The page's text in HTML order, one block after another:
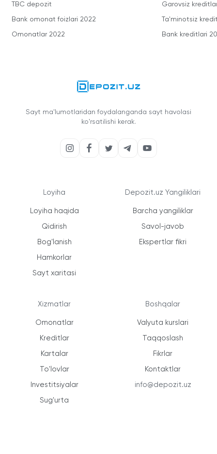
TBC depozit
Bank omonat foizlari 2022
Omonatlar 2022
Garovsiz
Ta'minotsiz
Bank kreditlari
Sayt ma'lumotlaridan foydalanganda sayt havolasi
ko'rsatilishi kerak.
Loyiha
Loyiha haqida
Qidirish
Bog'lanish
Hamkorlar
Sayt xaritasi
Xizmatlar
Omonatlar
Kreditlar
Kartalar
To'lovlar
Investitsiyalar
Sug'urta
Depozit.uz Yangiliklari
Barcha yangiliklar
Savol-javob
Ekspertlar fikri
Boshqalar
Valyuta kurslari
Taqqoslash
Fikrlar
Kontaktlar
info@depozit.uz